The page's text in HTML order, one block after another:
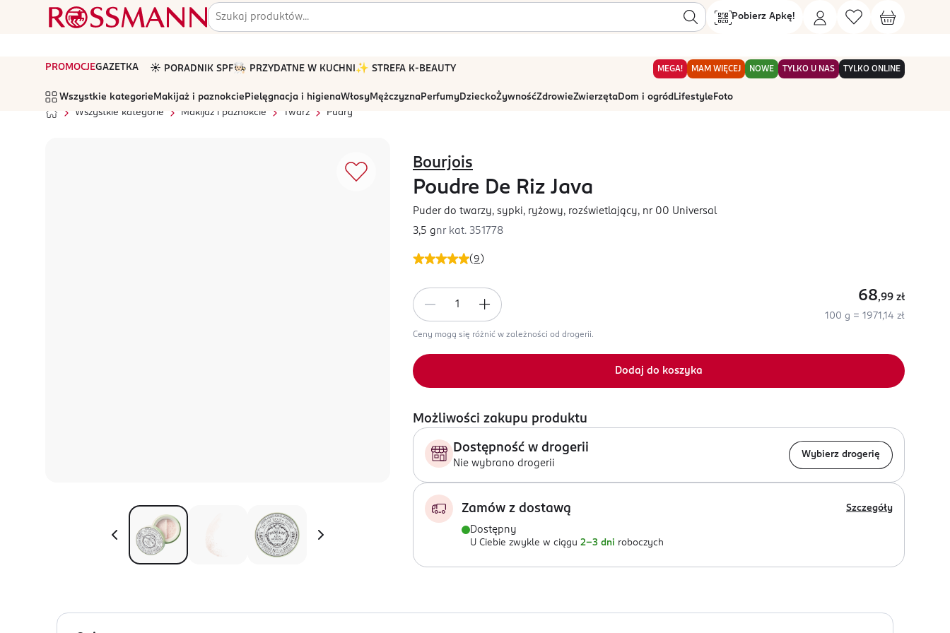
Pobierz Apkę!
PROMOCJEGAZETKA ☀️ PORADNIK SPF🧑🏻‍🍳 PRZYDATNE W KUCHNI ✨ STREFA K-BEAUTY MEGA! MAM WIĘCEJ NOWE TYLKO U NAS TYLKO ONLINE
Wszystkie kategorie Makijaż i paznokcie Pielęgnacja i higienaWłosyMężczyznaPerfumyDzieckoŻywnośćZdrowieZwierzętaDom i ogród Lifestyle Foto
Wszystkie kategorie
Makijaż i paznokcie Twarz Pudry
(9 )
Bourjois
Poudre De Riz Java
Puder do twarzy, sypki, ryżowy, rozświetlający, nr 00 Universal
3,5 gnr kat. 351778
68,99 zł
100 g = 1971,14 zł
Ceny mogą się różnić w zależności od drogerii.
Dodaj do koszyka
Możliwości zakupu produktu
Dostępność w drogerii
Nie wybrano drogerii
Wybierz drogerię
Zamów z dostawą Szczegóły
Dostępny
U Ciebie zwykle w ciągu 2-3 dni roboczych